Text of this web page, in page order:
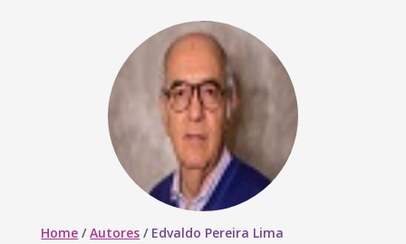
Home /Autores / Edvaldo Pereira Lima